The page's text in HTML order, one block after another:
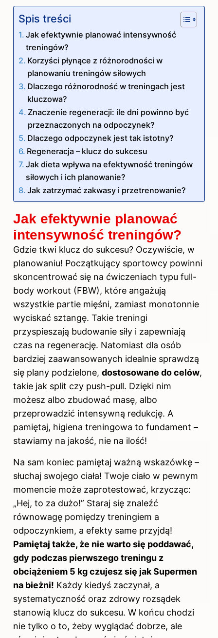
Spis treści
Jak efektywnie planować intensywność
treningów?
Korzyści płynące z różnorodności w
planowaniu treningów siłowych
Dlaczego różnorodność w treningach jest
kluczowa?
Znaczenie regeneracji: ile dni powinno być
przeznaczonych na odpoczynek?
Dlaczego odpoczynek jest tak istotny?
Regeneracja – klucz do sukcesu
Jak dieta wpływa na efektywność treningów
siłowych i ich planowanie?
Jak zatrzymać zakwasy i przetrenowanie?
Jak efektywnie planować
intensywność treningów?
Gdzie tkwi klucz do sukcesu? Oczywiście, w
planowaniu! Początkujący sportowcy powinni
skoncentrować się na ćwiczeniach typu full-
body workout (FBW), które angażują
wszystkie partie mięśni, zamiast monotonnie
wyciskać sztangę. Takie treningi
przyspieszają budowanie siły i zapewniają
czas na regenerację. Natomiast dla osób
bardziej zaawansowanych idealnie sprawdzą
się plany podzielone, dostosowane do celów,
takie jak split czy push-pull. Dzięki nim
możesz albo zbudować masę, albo
przeprowadzić intensywną redukcję. A
pamiętaj, higiena treningowa to fundament –
stawiamy na jakość, nie na ilość!
Na sam koniec pamiętaj ważną wskazówkę –
słuchaj swojego ciała! Twoje ciało w pewnym
momencie może zaprotestować, krzycząc:
„Hej, to za dużo!” Staraj się znaleźć
równowagę pomiędzy treningiem a
odpoczynkiem, a efekty same przyjdą!
Pamiętaj także, że nie warto się poddawać,
gdy podczas pierwszego treningu z
obciążeniem 5 kg czujesz się jak Supermen
na bieżni! Każdy kiedyś zaczynał, a
systematyczność oraz zdrowy rozsądek
stanowią klucz do sukcesu. W końcu chodzi
nie tylko o to, żeby wyglądać dobrze, ale